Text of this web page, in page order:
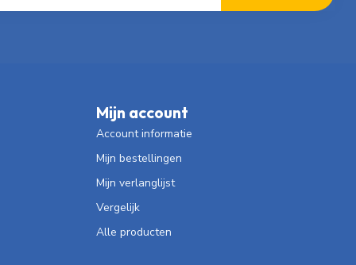
Mijn account
Account informatie
Mijn bestellingen
Mijn verlanglijst
Vergelijk
Alle producten